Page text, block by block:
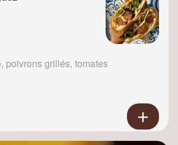
poivrons grillés, tomates